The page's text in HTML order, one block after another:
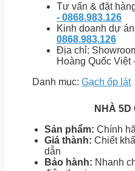
Tư vấn & đặt
- 0868.983.126
Kinh doanh dự án
0868.983.126
Địa chỉ:
Hoàng Quốc Việt
Danh mục: Gạch ốp lát
NHÀ 5D
Sản phẩm: Chính
Giá thành: Chiết
dẫn
Bảo hành: Nhanh